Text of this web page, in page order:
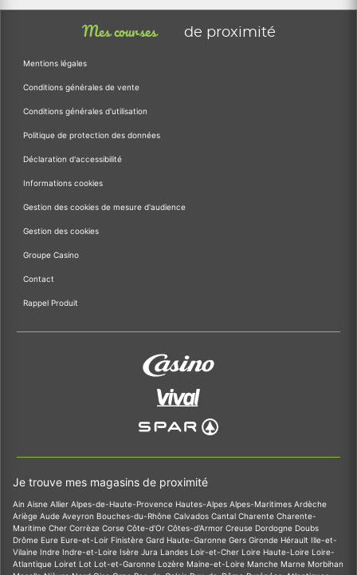
Mes courses de proximité
Mentions légales
Conditions générales de vente
Conditions générales d'utilisation
Politique de protection des données
Déclaration d'accessibilité
Informations cookies
Gestion des cookies de mesure d'audience
Gestion des cookies
Groupe Casino
Contact
Rappel Produit
Je trouve mes magasins de proximité
Ain Aisne Allier Alpes-de-Haute-Provence Hautes-Alpes Alpes-Maritimes Ardèche
Ariège Aude Aveyron Bouches-du-Rhône Calvados Cantal Charente Charente-
Maritime Cher Corrèze Corse Côte-d'Or Côtes-d'Armor Creuse Dordogne Doubs
Drôme Eure Eure-et-Loir Finistère Gard Haute-Garonne Gers Gironde Hérault Ille-et-
Vilaine Indre Indre-et-Loire Isère Jura Landes Loir-et-Cher Loire Haute-Loire Loire-
Atlantique Loiret Lot Lot-et-Garonne Lozère Maine-et-Loire Manche Marne Morbihan